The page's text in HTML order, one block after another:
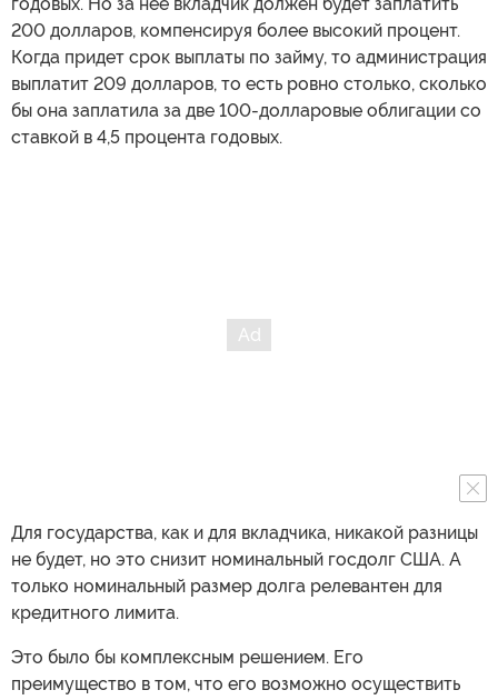
200 долларов, компенсируя более высокий процент.
Когда придет срок выплаты по займу, то администрация
выплатит 209 долларов, то есть ровно столько, сколько
бы она заплатила за две 100-долларовые облигации со
ставкой в 4,5 процента годовых.
Для государства, как и для вкладчика, никакой разницы
не будет, но это снизит номинальный госдолг США. А
только номинальный размер долга релевантен для
кредитного лимита.
Это было бы комплексным решением. Его
преимущество в том, что его возможно осуществить